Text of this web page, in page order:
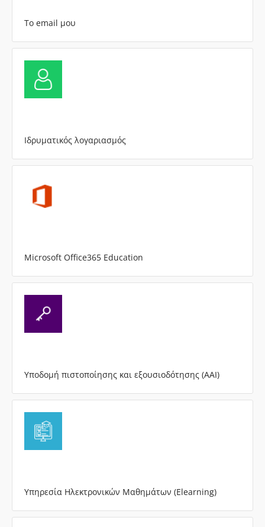
Το email μου
Ιδρυματικός λογαριασμός
Microsoft Office365 Education
Υποδομή πιστοποίησης και εξουσιοδότησης (AAI)
Υπηρεσία Ηλεκτρονικών Μαθημάτων (Elearning)